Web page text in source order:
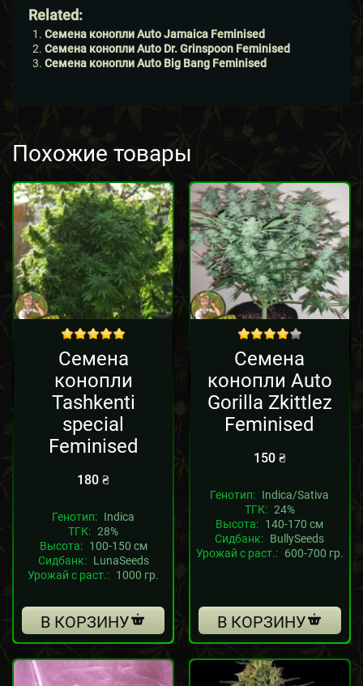
Related:
Семена конопли Auto Jamaica Feminised
Семена конопли Auto Dr. Grinspoon Feminised
Семена конопли Auto Big Bang Feminised
Похожие товары
Семена
конопли
Tashkenti
special
Feminised
180₴
Генотип: Indica
ТГК: 28%
Высота: 100-150 см
Сидбанк: LunaSeeds
Урожай с раст.: 1000 гр.
В КОРЗИНУ
Семена
конопли Auto
Gorilla Zkittlez
Feminised
150 ₴
Генотип: Indica/Sativa
ТГК: 24%
Высота: 140-170 см
Сидбанк: BullySeeds
Урожай с раст.: 600-700 гр.
В КОРЗИНУ